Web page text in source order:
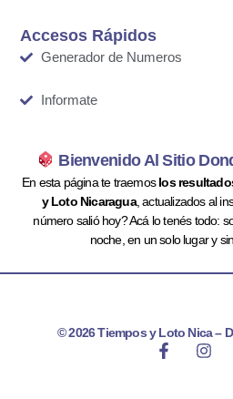
Accesos Rápidos
Generador de Numeros
Informate
Bienvenido Al Sitio
En esta página te traemoslos
y Loto Nicaragua, actualizados al
número salió hoy? Acá lo tenés todo:
noche, en un solo lugar y
© 2026 Tiempos y Loto Nica –
F
a
I